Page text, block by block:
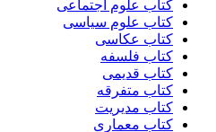
کتاب علوم اجتماعی
کتاب علوم سیاسی
کتاب عکاسی
کتاب فلسفه
کتاب قدیمی
کتاب متفرقه
کتاب مدیریت
کتاب معماری